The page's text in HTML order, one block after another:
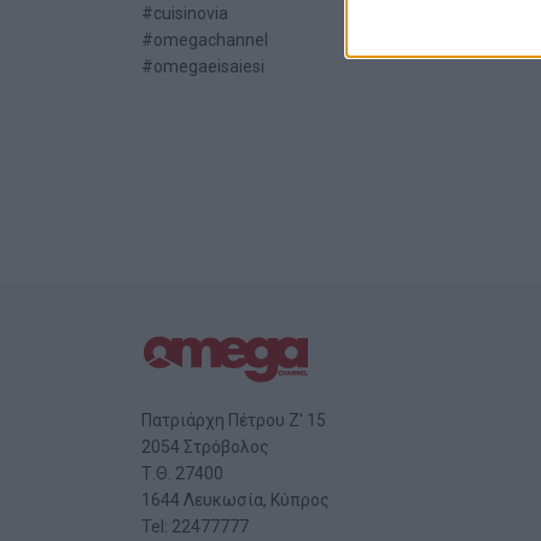
#cuisinovia
#omegachannel
#omegaeisaiesi
Πατριάρχη Πέτρου Ζ' 15
2054 Στρόβολος
Τ.Θ. 27400
1644 Λευκωσία, Κύπρος
Tel: 22477777